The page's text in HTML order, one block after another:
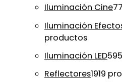
Iluminación Cine7
Iluminación
productos
Iluminación LED59
Reflectores1919